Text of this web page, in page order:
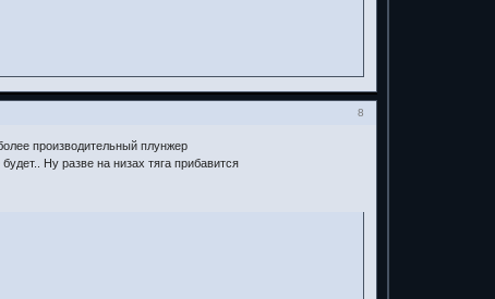
8
производительный плунжер
Ну разве на низах тяга прибавится